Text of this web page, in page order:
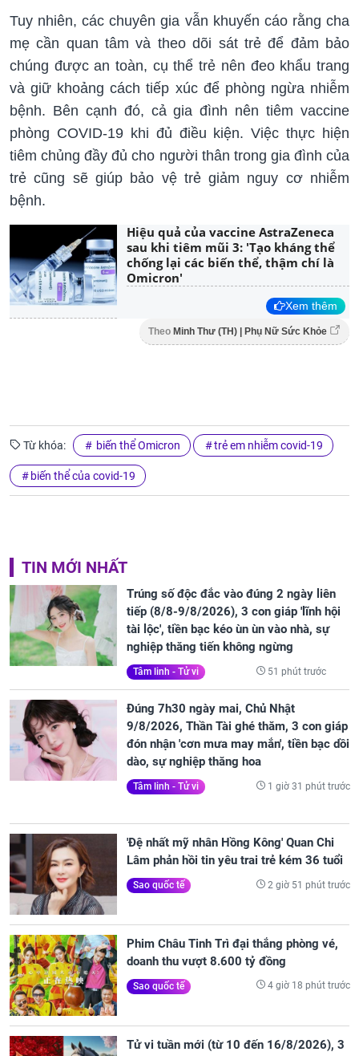
Tuy nhiên, các chuyên gia vẫn khuyến cáo rằng cha
mẹ cần quan tâm và theo dõi sát trẻ để đảm bảo
chúng được an toàn, cụ thể trẻ nên đeo khẩu trang
và giữ khoảng cách tiếp xúc để phòng ngừa nhiễm
bệnh. Bên cạnh đó, cả gia đình nên tiêm vaccine
phòng COVID-19 khi đủ điều kiện. Việc thực hiện
tiêm chủng đầy đủ cho người thân trong gia đình của
trẻ cũng sẽ giúp bảo vệ trẻ giảm nguy cơ nhiễm
bệnh.
Hiệu quả của vaccine AstraZeneca
sau khi tiêm mũi 3: 'Tạo kháng thể
chống lại các biến thể, thậm chí là
Omicron'
Xem thêm
Theo Minh Thư (TH) | Phụ Nữ Sức Khỏe
Từ khóa: biến thể Omicron trẻ em nhiễm covid-19
biến thể của covid-19
TIN MỚI NHẤT
Trúng số độc đắc vào đúng 2 ngày liên
tiếp (8/8-9/8/2026), 3 con giáp 'lĩnh hội
tài lộc', tiền bạc kéo ùn ùn vào nhà, sự
nghiệp thăng tiến không ngừng
Tâm linh - Tử vi 51 phút trước
Đúng 7h30 ngày mai, Chủ Nhật
9/8/2026, Thần Tài ghé thăm, 3 con giáp
đón nhận 'cơn mưa may mắn', tiền bạc dồi
dào, sự nghiệp thăng hoa
Tâm linh - Tử vi 1 giờ 31 phút trước
'Đệ nhất mỹ nhân Hồng Kông' Quan Chi
Lâm phản hồi tin yêu trai trẻ kém 36 tuổi
Sao quốc tế 2 giờ 51 phút trước
Phim Châu Tinh Trì đại thắng phòng vé,
doanh thu vượt 8.600 tỷ đồng
Sao quốc tế 4 giờ 18 phút trước
Tử vi tuần mới (từ 10 đến 16/8/2026), 3